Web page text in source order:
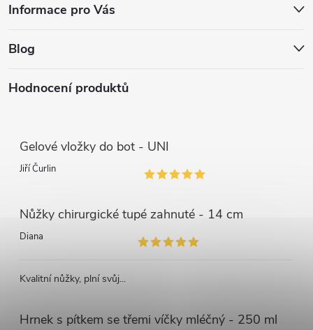
Informace pro Vás
Blog
Hodnocení produktů
Gelové vložky do bot - UNI
Jiří Čurlin
Nůžky chirurgické tupé zahnuté - 14 cm
Diana
Kvalitní nůžky, plní svůj...
Hrnek s pítkem se třemi víčky mléčný - 250 ml